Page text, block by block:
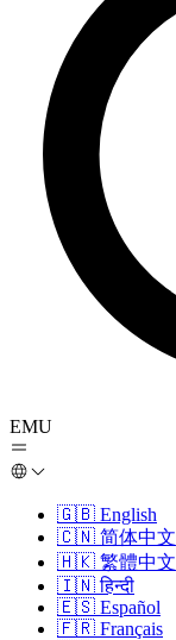
EMU
🇬🇧 English
🇨🇳 简体中文
🇭🇰 繁體中文
🇮🇳 हिन्दी
🇪🇸 Español
🇫🇷 Français